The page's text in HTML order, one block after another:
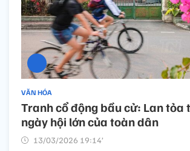
VĂN HÓA
Tranh cổ động bầu cử: Lan tỏa
ngày hội lớn của toàn dân
13/03/2026 19:14’